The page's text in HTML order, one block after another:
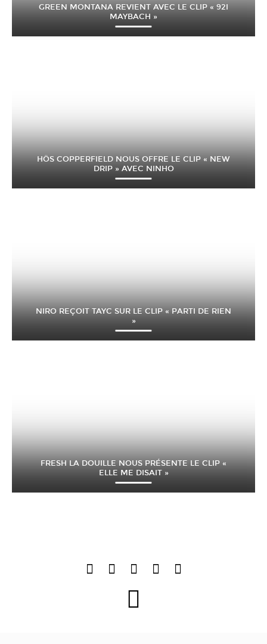
GREEN MONTANA REVIENT AVEC LE CLIP « 92I
MAYBACH »
HÖS COPPERFIELD NOUS OFFRE LE CLIP « NEW
DRIP » AVEC NINHO
NIRO REÇOIT TAYC SUR LE CLIP « PARTI DE RIEN
»
FRESH LA DOUILLE NOUS PRÉSENTE LE CLIP «
ELLE ME DISAIT »